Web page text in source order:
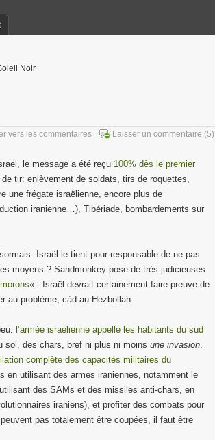
Noir
Laisser un commentaire (5)
vers les commentaires
le message a été reçu 100% dès le premier
tir: enlèvement de soldats, tirs de roquettes,
une frégate israëlienne, encore plus de
iranienne…), Tibériade, bombardements sur
Israël le tient pour responsable de ne pas
moyens ? Sandmonkey pose de très judicieuses
« : Israël devrait certainement faire preuve de
au problème, càd au Hezbollah.
l’armée israélienne appelle les habitants du sud
sol, des chars, bref ni plus ni moins une invasion.
complète des capacités militaires du
en utilisant des armes iraniennes, notamment le
des SAMs et des missiles anti-chars, en
iraniens), et profiter des combats pour
pas totalement être coupées, il faut être